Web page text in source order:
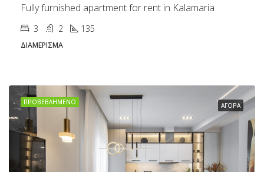
Fully furnished apartment for rent in Kalamaria
3 2 135
ΔΙΑΜΈΡΙΣΜΑ
ΠΡΟΒΕΒΛΗΜΈΝΟ ΑΓΟΡΆ